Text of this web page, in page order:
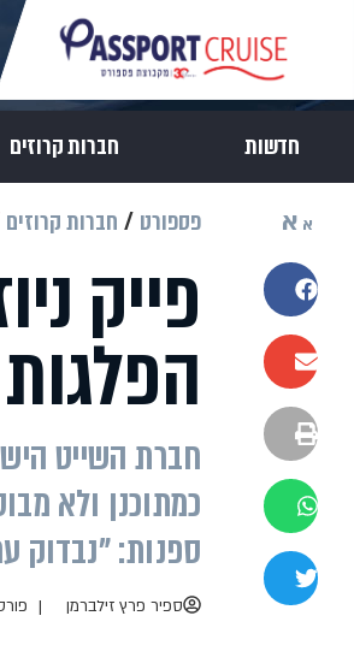
חדשות חברות קרוזים
א א
שתפו בפייסבוק
שתפו במייל
הדפסה
שתפו בוואטסאפ
שתפו בטוויטר
פספורט חברות קרוזים
פייק
חברת השייט
כמתוכנן ולא
ספנות: "נבדוק
ספיר פרץ זילברמן פורסם